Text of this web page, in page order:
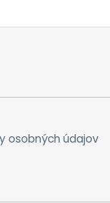
osobných údajov